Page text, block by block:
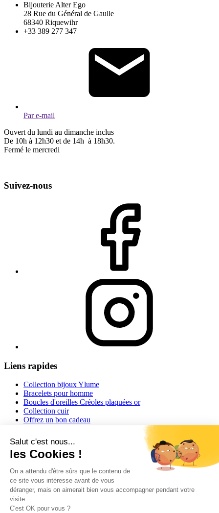
Bijouterie Alter Ego
28 Rue du Général de Gaulle
68340 Riquewihr
+33 389 277 347
Par e-mail
Ouvert du lundi au dimanche inclus
De 10h à 12h30 et de 14h à 18h30.
Fermé le mercredi
Suivez-nous
Liens rapides
Collection bijoux Ylume
Bracelets pour homme
Boucles d'oreilles Créoles plaquées or
Collection cuir
Offrez un bon cadeau
Informations
Conditions générales de vente
Mentions légales
Conseils et astuces
Informations livraisons
Retour ou échange
Guide des tailles
Contact